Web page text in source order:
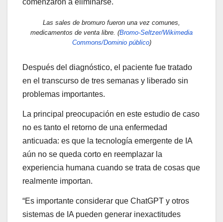
comenzaron a eliminarse.
Las sales de bromuro fueron una vez comunes,
medicamentos de venta libre. (Bromo-Seltzer/Wikimedia
Commons/Dominio público)
Después del diagnóstico, el paciente fue tratado
en el transcurso de tres semanas y liberado sin
problemas importantes.
La principal preocupación en este estudio de caso
no es tanto el retorno de una enfermedad
anticuada: es que la tecnología emergente de IA
aún no se queda corto en reemplazar la
experiencia humana cuando se trata de cosas que
realmente importan.
“Es importante considerar que ChatGPT y otros
sistemas de IA pueden generar inexactitudes